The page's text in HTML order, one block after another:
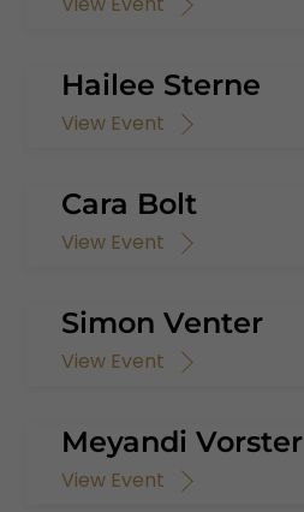
Hailee Sterne
View Event
Cara Bolt
View Event
Simon Venter
View Event
Meyandi Vorster
View Event